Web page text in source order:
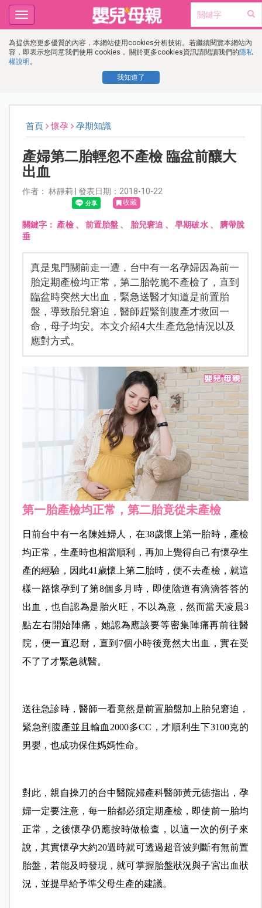
為提供您更多優質的內容，本網站使用cookies分析技術。若繼續閱覽本網站內
容，即表示您同意我們使用 cookies， 關於更多cookies資訊請閱讀我們的隱私
權說明 。
我知道了
Toggle
navigation
首頁 懷孕 孕期知識
產婦第二胎輕忽不產檢 臨盆前釀大
出血
作者： 林靜莉 | 發表日期：2018-10-22
收藏
關鍵字： 產檢、 前置胎盤 、 胎兒窘迫 、早期破水、 臍帶脫
垂
真是鬼門關前走一遭，台中有一名孕婦因為前一
胎定期產檢均正常，第二胎乾脆不產檢了，直到
臨盆時突然大出血，緊急送醫才知道是前置胎
盤，導致胎兒窘迫，醫師趕緊剖腹產才救回一
命，母子均安。本文介紹4大生產危急情況以及
應對方式。
第一胎產檢均正常，第二胎竟從未產檢
日前台中有一名陳姓婦人，在38歲懷上第一胎時，產檢
均正常，生產時也相當順利，再加上覺得自己有懷孕生
產的經驗，因此41歲懷上第二胎時，便不去產檢，就這
樣一路懷孕到了第8個多月時，即使陰道有滴滴答答的
出血，也自認為是胎火旺，不以為意，然而當天凌晨3
點左右開始陣痛，她認為應該要等密集陣痛再前往醫
院，便一直忍耐，直到7個小時後竟然大出血，實在受
不了了才緊急就醫。
送往急診時，醫師一看竟然是前置胎盤加上胎兒窘迫，
緊急剖腹產並且輸血2000多CC，才順利生下3100克的
男嬰，也成功保住媽媽性命。
對此，親自操刀的台中醫院婦產科醫師黃元德指出，孕
婦一定要注意，每一胎都必須定期產檢，即使前一胎均
正常，之後懷孕仍應按時做檢查，以這一次的例子來
說，其實懷孕大約20週時就可透過超音波判斷有無前置
胎盤，若能及時發現，就可掌握胎盤狀況與子宮出血狀
況，並提早給予準父母生產的建議。